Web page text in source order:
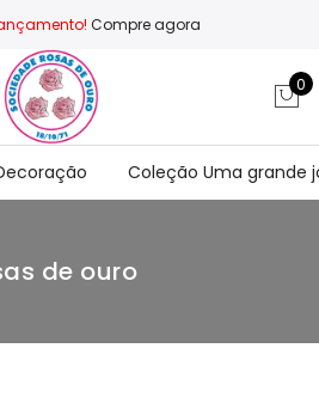
Compre agora
0
Coleção Uma grande
de ouro